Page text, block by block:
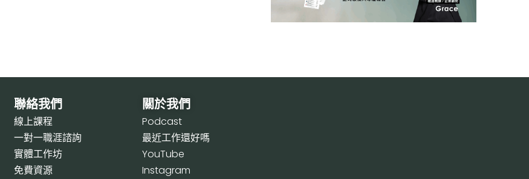
聯絡我們
線上課程
一對一職涯諮詢
實體工作坊
免費資源
關於我們
Podcast
最近工作還好嗎
YouTube
Instagram